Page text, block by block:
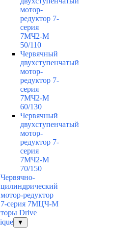
мотор-
редуктор 7-
серия
7МЧ2-М
50/110
Червячный
двухступенчатый
мотор-
редуктор 7-
серия
7МЧ2-М
60/130
Червячный
двухступенчатый
мотор-
редуктор 7-
серия
7МЧ2-М
70/150
Червячно-
цилиндрический
мотор-редуктор
7-серия 7МЦЧ-М
Drive
▼